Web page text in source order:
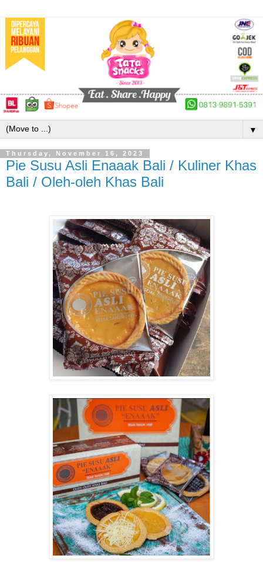
▼
Thursday, November 16, 2023
Pie Susu Asli Enaaak Bali / Kuliner Khas
Bali / Oleh-oleh Khas Bali